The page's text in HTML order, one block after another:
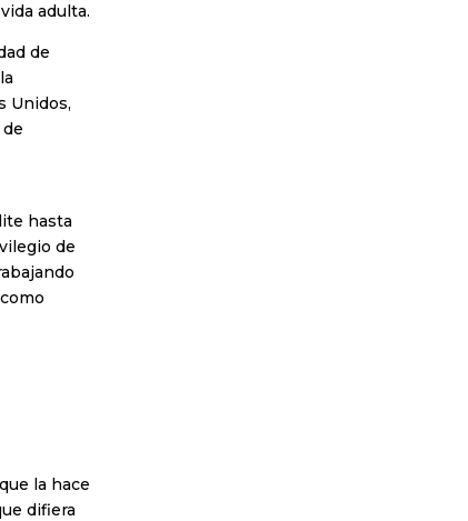
adulta.
de
Unidos,
hasta
de
la hace
difiera